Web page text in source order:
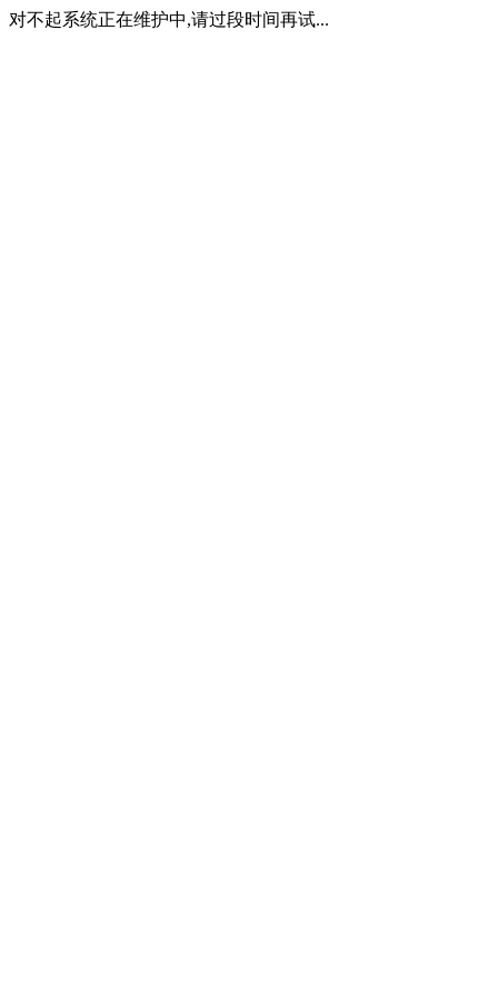
对不起系统正在维护中,请过段时间再试...